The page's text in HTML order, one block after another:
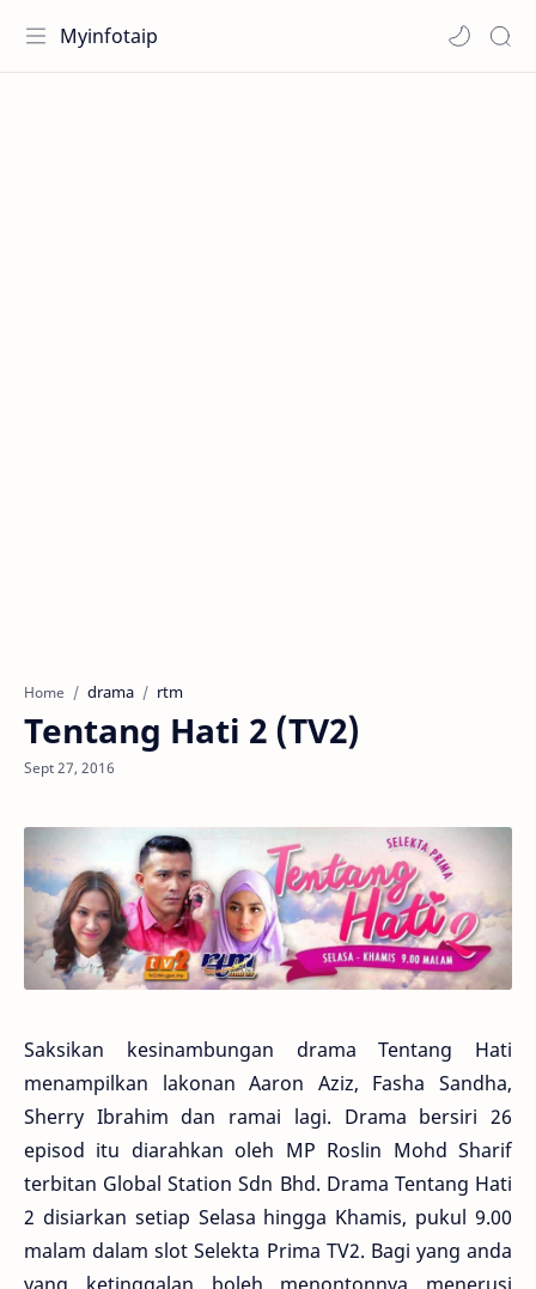
Myinfotaip
Home drama rtm
Tentang Hati 2 (TV2)
Saksikan kesinambungan drama Tentang Hati
menampilkan lakonan Aaron Aziz, Fasha Sandha,
Sherry Ibrahim dan ramai lagi. Drama bersiri 26
episod itu diarahkan oleh MP Roslin Mohd Sharif
terbitan Global Station Sdn Bhd. Drama Tentang Hati
2 disiarkan setiap Selasa hingga Khamis, pukul 9.00
malam dalam slot Selekta Prima TV2. Bagi yang anda